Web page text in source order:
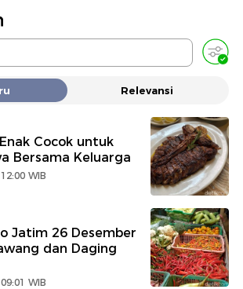
dicari
Relevansi
Cocok untuk
Bersama Keluarga
WIB
Jatim 26 Desember
dan Daging
WIB